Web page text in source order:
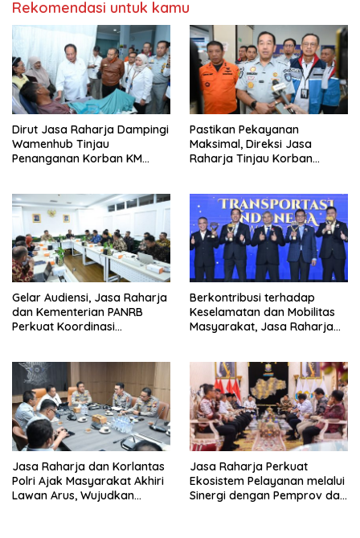
Rekomendasi untuk kamu
Dirut Jasa Raharja Dampingi
Wamenhub Tinjau
Penanganan Korban KM
Pastikan Pekayanan
Maksimal, Direksi Jasa
Raharja Tinjau Korban
Gelar Audiensi, Jasa Raharja
dan Kementerian PANRB
Perkuat Koordinasi
Berkontribusi terhadap
Keselamatan dan Mobilitas
Masyarakat, Jasa Raharja
Awards 2026
Jasa Raharja dan Korlantas
Polri Ajak Masyarakat Akhiri
Lawan Arus, Wujudkan
Jasa Raharja Perkuat
Ekosistem Pelayanan melalui
Sinergi dengan Pemprov dan